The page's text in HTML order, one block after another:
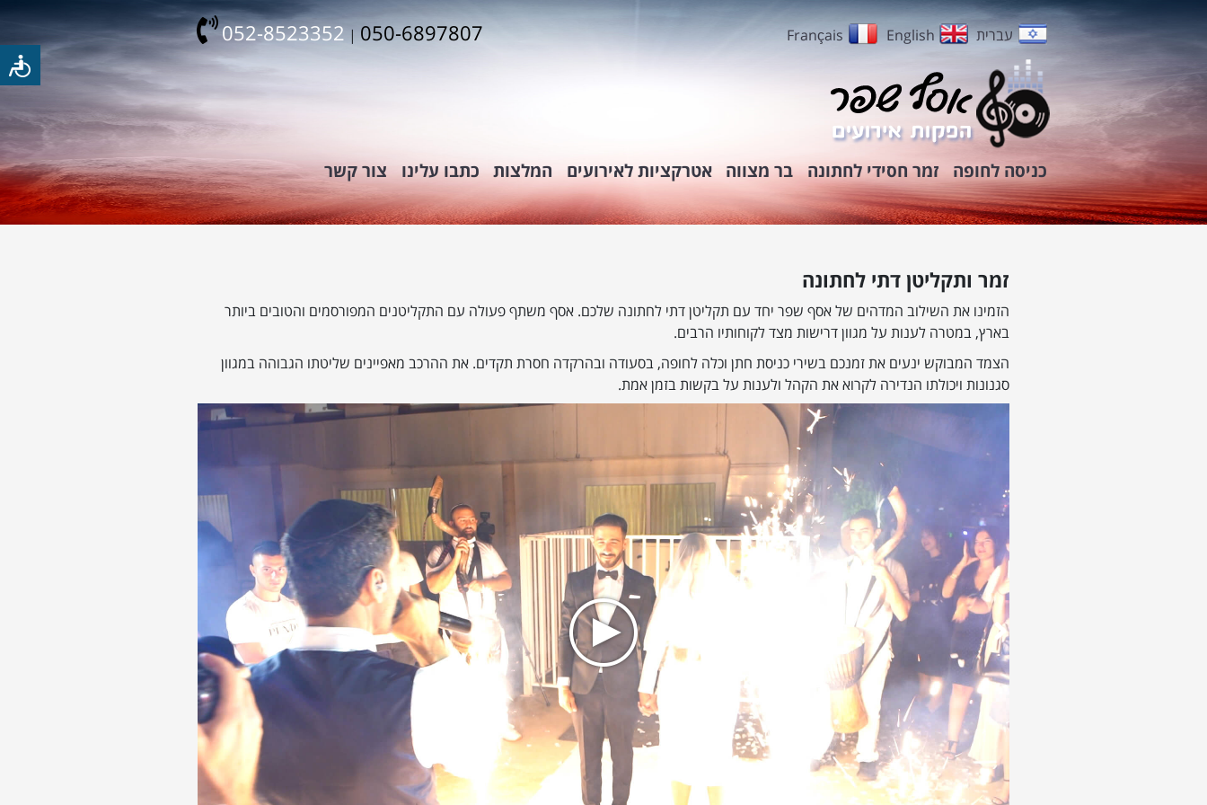
עברית English
Français
050-6897807
|
052-8523352
כניסה לחופה זמר חסידי לחתונה בר מצווה אטרקציות לאירועים המלצות כתבו עלינו צור קשר
זמר ותקליטן דתי לחתונה
הזמינו את השילוב המדהים של אסף שפר יחד עם תקליטן דתי לחתונה שלכם. אסף משתף פעולה עם התקליטנים המפורסמים והטובים ביותר
בארץ, במטרה לענות על מגוון דרישות מצד לקוחותיו הרבים.
הצמד המבוקש ינעים את זמנכם בשירי כניסת חתן וכלה לחופה, בסעודה ובהרקדה חסרת תקדים. את ההרכב מאפיינים שליטתו הגבוהה במגוון
סגנונות ויכולתו הנדירה לקרוא את הקהל ולענות על בקשות בזמן אמת.